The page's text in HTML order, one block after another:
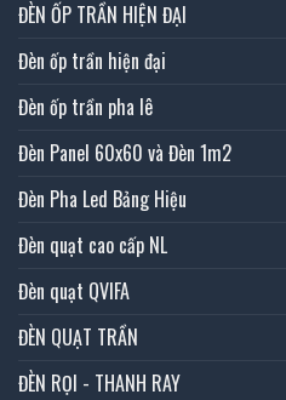
ĐÈN ỐP TRẦN HIỆN ĐẠI
Đèn ốp trần hiện đại
Đèn ốp trần pha lê
Đèn Panel 60x60 và Đèn 1m2
Đèn Pha Led Bảng Hiệu
Đèn quạt cao cấp NL
Đèn quạt QVIFA
ĐÈN QUẠT TRẦN
ĐÈN RỌI - THANH RAY